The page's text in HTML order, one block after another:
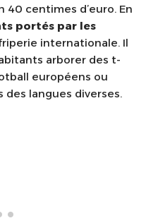
40 centimes d’euro. En
portés par les
internationale. Il
arborer des t-
européens ou
des langues diverses.